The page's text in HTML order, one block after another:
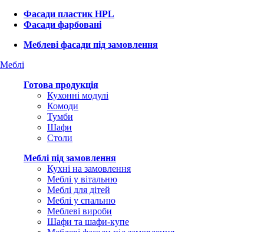
Фасади пластик HPL
Фасади фарбовані
Меблеві фасади під замовлення
Меблі
Готова продукція
Кухонні модулі
Комоди
Тумби
Шафи
Столи
Меблі під замовлення
Кухні на замовлення
Меблі у вітальню
Меблі для дітей
Меблі у спальню
Меблеві вироби
Шафи та шафи-купе